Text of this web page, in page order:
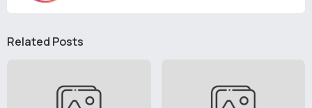
Related Posts